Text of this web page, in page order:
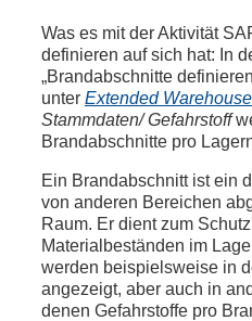
Was es mit der Aktivität
definieren auf sich hat: In
„Brandabschnitte
unter Extended
Stammdaten/ Gefahrstoff
Brandabschnitte pro
Ein Brandabschnitt ist ein
von anderen Bereichen
Raum. Er dient zum
Materialbeständen im
werden beispielsweise in
angezeigt, aber auch in
denen Gefahrstoffe pro